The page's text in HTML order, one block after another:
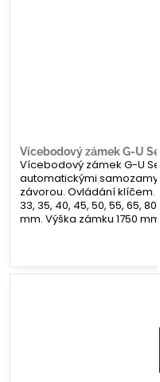
Vícebodový zámek G-U
Vícebodový zámek G-U
automatickými
závorou. Ovládání klíčem.
33, 35, 40, 45, 50, 55, 65,
mm. Výška zámku 1750